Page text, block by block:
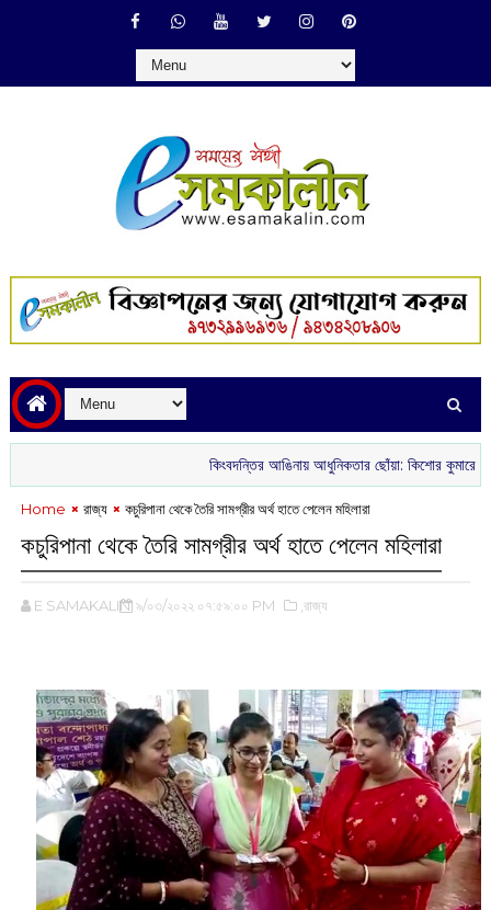
কিংবদন্তির আঙিনায় আধুনিকতার ছোঁয়া: কিশোর কুমারের ‘গৌরী কুঞ্জ’
Home রাজ্য কচুরিপানা থেকে তৈরি সামগ্রীর অর্থ হাতে পেলেন মহিলারা
কচুরিপানা থেকে তৈরি সামগ্রীর অর্থ হাতে পেলেন মহিলারা
E SAMAKALIN ৯/০৩/২০২২ ০৭:৫৯:০০ PM ,রাজ্য